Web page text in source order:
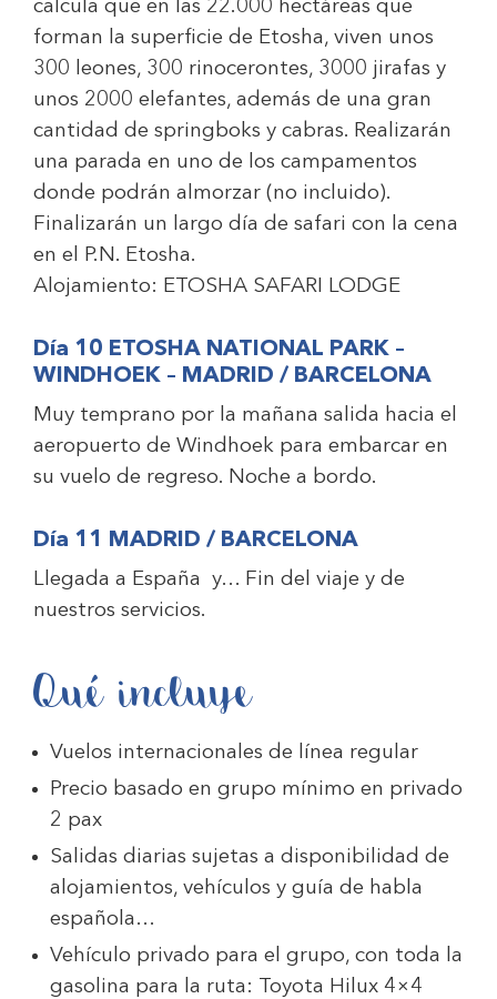
calcula que en las 22.000 hectáreas que
forman la superficie de Etosha, viven unos
300 leones, 300 rinocerontes, 3000 jirafas y
unos 2000 elefantes, además de una gran
cantidad de springboks y cabras. Realizarán
una parada en uno de los campamentos
donde podrán almorzar (no incluido).
Finalizarán un largo día de safari con la cena
en el P.N. Etosha.
Alojamiento: ETOSHA SAFARI LODGE
Día 10 ETOSHA NATIONAL PARK –
WINDHOEK – MADRID / BARCELONA
Muy temprano por la mañana salida hacia el
aeropuerto de Windhoek para embarcar en
su vuelo de regreso. Noche a bordo.
Día 11 MADRID / BARCELONA
Llegada a España y… Fin del viaje y de
nuestros servicios.
Qué incluye
Vuelos internacionales de línea regular
Precio basado en grupo mínimo en privado
2 pax
Salidas diarias sujetas a disponibilidad de
alojamientos, vehículos y guía de habla
española…
Vehículo privado para el grupo, con toda la
gasolina para la ruta: Toyota Hilux 4×4